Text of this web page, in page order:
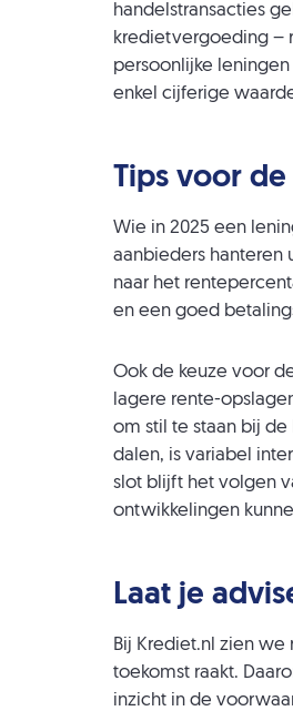
handelstransacties
kredietvergoeding –
persoonlijke
enkel cijferige
Tips voor
Wie in 2025 een
aanbieders hanteren
naar het
en een goed
Ook de keuze voor
lagere rente-
om stil te staan bij
dalen, is variabel
slot blijft het volgen
ontwikkelingen
Laat je
Bij Krediet.nl zien
toekomst raakt.
inzicht in de